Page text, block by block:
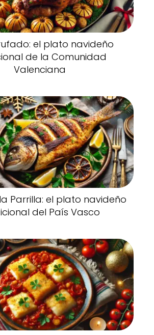
el plato navideño
de la Comunidad
Valenciana
Parrilla: el plato navideño
del País Vasco